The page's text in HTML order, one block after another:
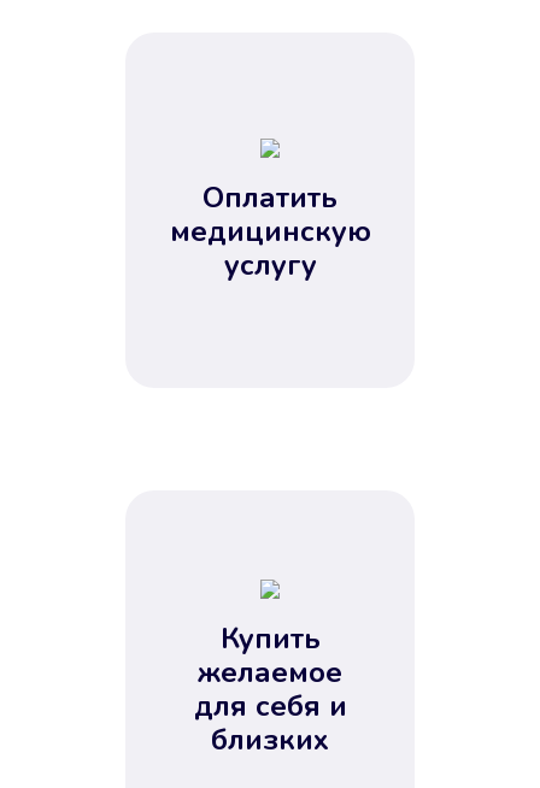
Оплатить
медицинскую
услугу
Купить
желаемое
для себя и
близких